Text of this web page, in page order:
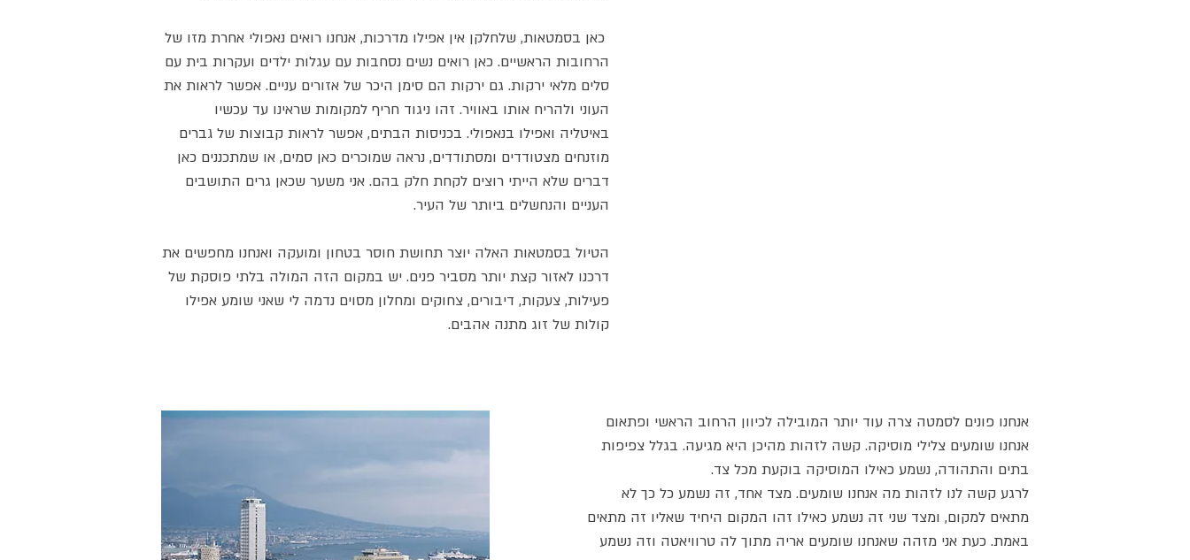
כאן בסמטאות, שלחלקן אין אפילו מדרכות, אנחנו רואים נאפולי אחרת מזו של
הרחובות הראשיים. כאן רואים נשים נסחבות עם עגלות ילדים ועקרות בית עם
סלים מלאי ירקות. גם ירקות הם סימן היכר של אזורים עניים. אפשר לראות את
העוני ולהריח אותו באוויר. זהו ניגוד חריף למקומות שראינו עד עכשיו
באיטליה ואפילו בנאפולי. בכניסות הבתים, אפשר לראות קבוצות של גברים
מוזנחים מצטודדים ומסתודדים, נראה שמוכרים כאן סמים, או שמתכננים כאן
דברים שלא הייתי רוצים לקחת חלק בהם. אני משער שכאן גרים התושבים
העניים והנחשלים ביותר של העיר.
הטיול בסמטאות האלה יוצר תחושת חוסר בטחון ומועקה ואנחנו מחפשים את
דרכנו לאזור קצת יותר מסביר פנים. יש במקום הזה המולה בלתי פוסקת של
פעילות, צעקות, דיבורים, צחוקים ומחלון מסוים נדמה לי שאני שומע אפילו
קולות של זוג מתנה אהבים.
אנחנו פונים לסמטה צרה עוד יותר המובילה לכיוון הרחוב הראשי ופתאום
אנחנו שומעים צלילי מוסיקה. קשה לזהות מהיכן היא מגיעה. בגלל צפיפות
בתים והתהודה, נשמע כאילו המוסיקה בוקעת מכל צד.
לרגע קשה לנו לזהות מה אנחנו שומעים. מצד אחד, זה נשמע כל כך לא
מתאים למקום, ומצד שני זה נשמע כאילו זהו המקום היחיד שאליו זה מתאים
באמת. כעת אני מזהה שאנחנו שומעים אריה מתוך לה טרוויאטה וזה נשמע